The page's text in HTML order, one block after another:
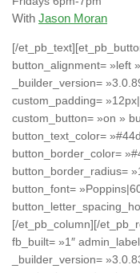
With Jason Moran
[/
button_alignment= »left
_builder_version=
custom_padding=
custom_button= »on »
button_text_color=
button_border_color=
button_border_radius=
button_font=
[/et_pb_column][/
fb_built= »1″
_builder_version=